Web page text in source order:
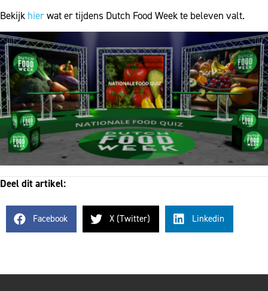
Bekijk hierwat er tijdens Dutch Food Week te beleven valt.
Deel dit artikel:
Facebook X (Twitter) Linkedin